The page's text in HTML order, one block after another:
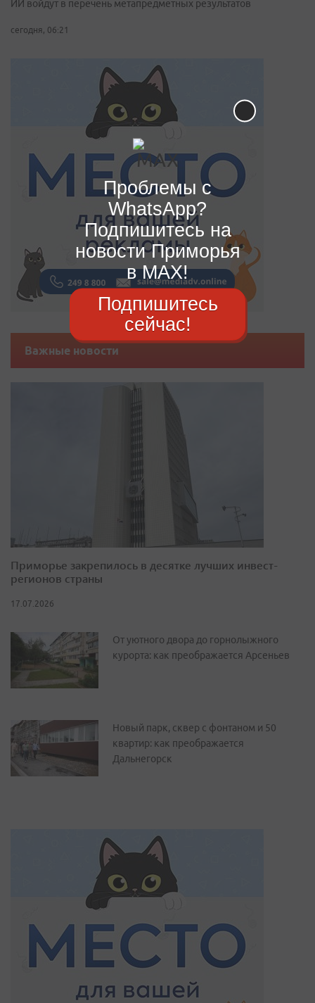
ИИ войдут в перечень метапредметных результатов
сегодня, 06:21
Важные новости
Приморье закрепилось в десятке лучших инвест-
регионов страны
17.07.2026
От уютного двора до горнолыжного
курорта: как преображается Арсеньев
Новый парк, сквер с фонтаном и 50
квартир: как преображается
Дальнегорск
Проблемы с
WhatsApp?
Подпишитесь на
новости Приморья
в MAX!
Подпишитесь
сейчас!